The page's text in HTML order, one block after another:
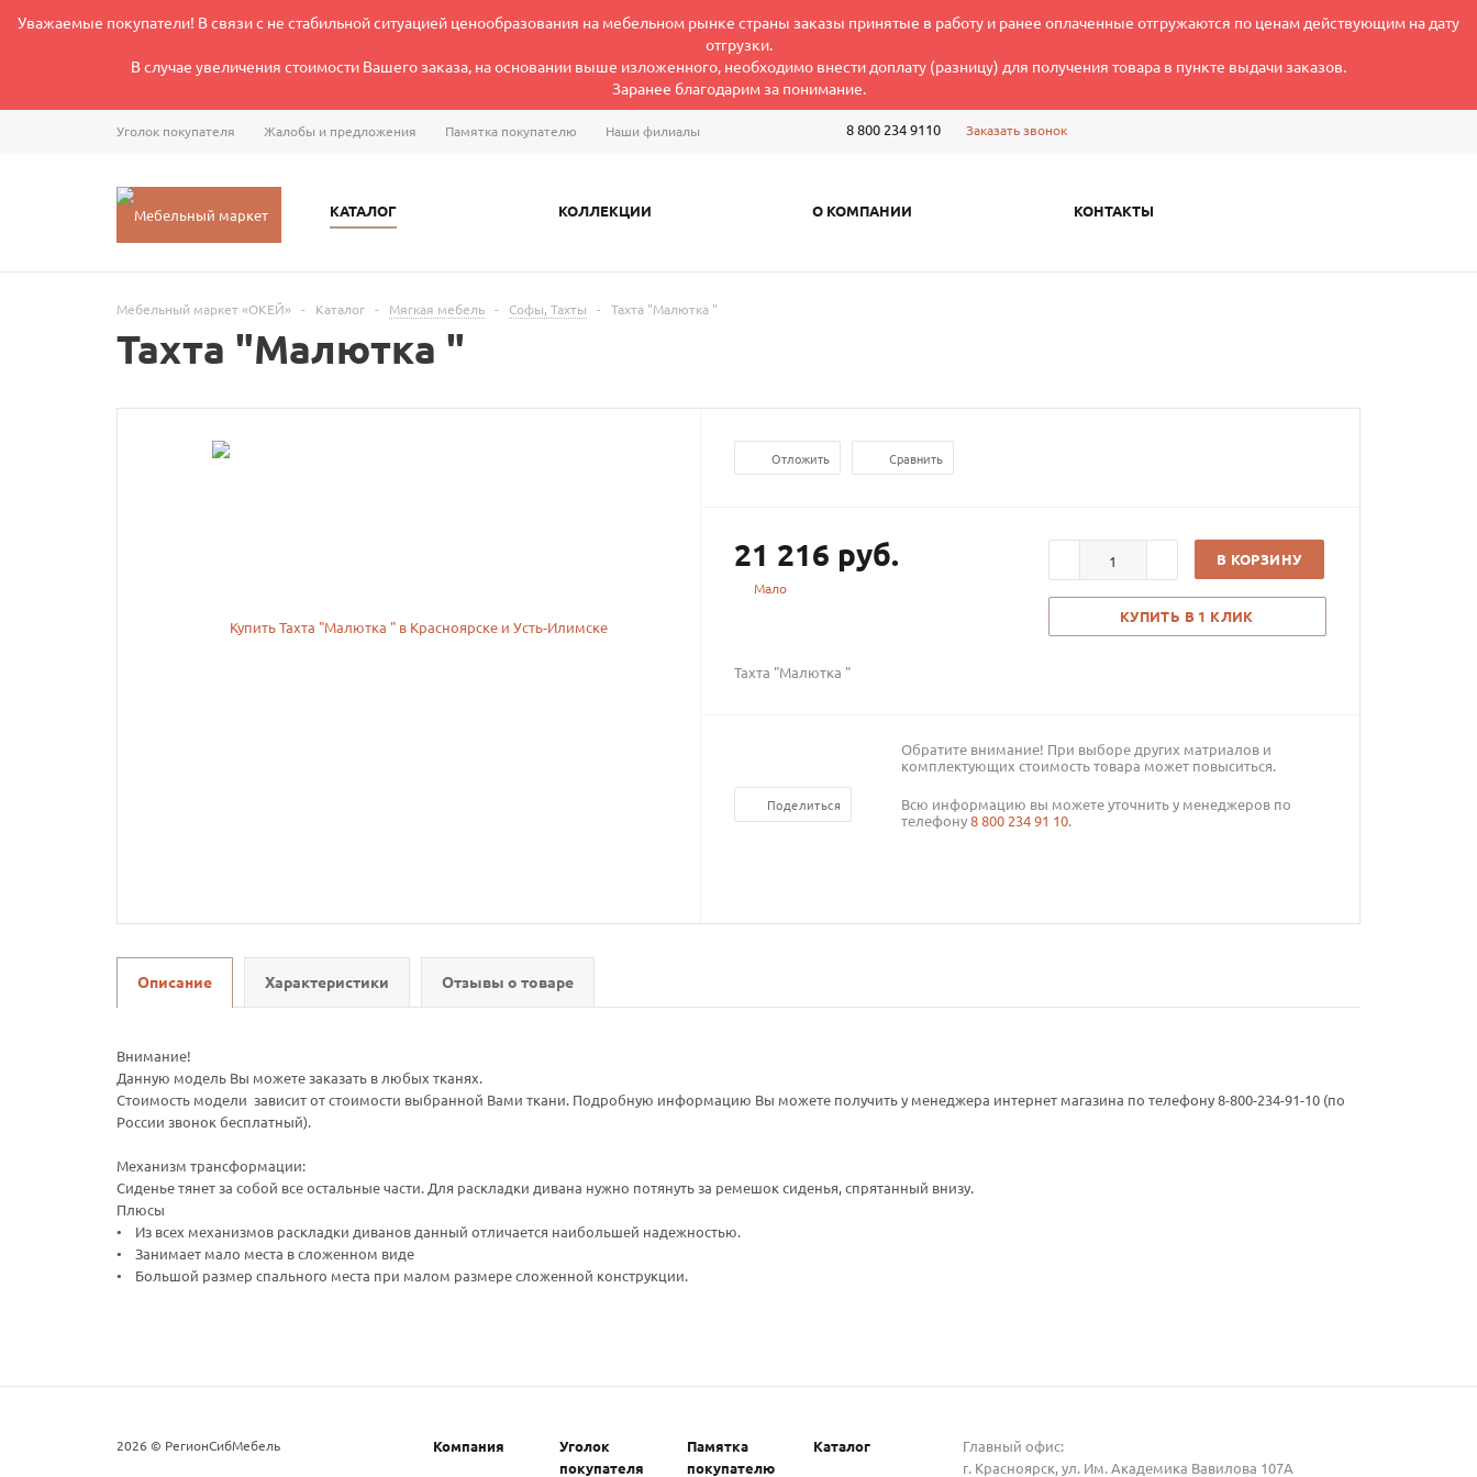
Уважаемые покупатели! В связи с не стабильной ситуацией ценообразования на мебельном рынке страны заказы принятые в работу и ранее оплаченные отгружаются по ценам действующим на дату
отгрузки.
В случае увеличения стоимости Вашего заказа, на основании выше изложенного, необходимо внести доплату (разницу) для получения товара в пункте выдачи заказов.
Заранее благодарим за понимание.
Уголок покупателя Жалобы и предложения Памятка покупателю Наши филиалы 8 800 234 9110 Заказать звонок
КАТАЛОГ КОЛЛЕКЦИИ О КОМПАНИИ КОНТАКТЫ
Мебельный маркет «ОКЕЙ» - Каталог - Мягкая мебель - Софы, Тахты - Тахта "Малютка "
Тахта "Малютка "
Отложить Сравнить
21 216 руб.
Мало
В КОРЗИНУ
КУПИТЬ В 1 КЛИК
Тахта "Малютка "
Поделиться
Обратите внимание! При выборе других матриалов и
комплектующих стоимость товара может повыситься.
Всю информацию вы можете уточнить у менеджеров по
телефону8 800 234 91 10.
Описание Характеристики Отзывы о товаре
Внимание!
Данную модель Вы можете заказать в любых тканях.
Стоимость модели зависит от стоимости выбранной Вами ткани. Подробную информацию Вы можете получить у менеджера интернет магазина по телефону 8-800-234-91-10 (по
России звонок бесплатный).
Механизм трансформации:
Сиденье тянет за собой все остальные части. Для раскладки дивана нужно потянуть за ремешок сиденья, спрятанный внизу.
Плюсы
• Из всех механизмов раскладки диванов данный отличается наибольшей надежностью.
• Занимает мало места в сложенном виде
• Большой размер спального места при малом размере сложенной конструкции.
2026 © РегионСибМебель Компания
Уголок
покупателя
Памятка
покупателю
Каталог
Главный офис:
г. Красноярск, ул. Им. Академика Вавилова 107А